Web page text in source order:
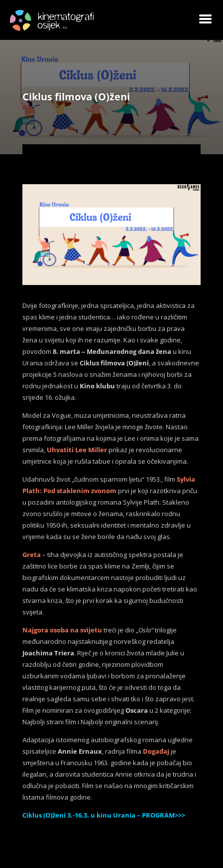
Ciklus filmova (O)ženi
Dvije fotografkinje, jedna spisateljica, jedna aktivistica za
spas klime i jedna studentica… iako rođene u različitim
vremenima, sve one imaju zajedničku borbu za prava
žena u svijetu koji ih ne razumije. Kao i svake godine,
povodom 8. marta ‒ Međunarodnog dana žena u kinu
Urania održava se Ciklus filmova (O)ženi, a svakodnevne
projekcije 5 naslova o snažim ženama i njihovoj borbi za
rodnu jednakost u Kino klubu traju od četvrtka 3. do
srijede 16. ožujka.
Model za Vogue, muza umjetnicima, neustrašiva ratna
fotografkinja: Lee Miller živjela je mnoge živote. Nastao
prema fotografijama na kojima je Lee i onima koje je sama
snimila, Uhvatiti Lee Millerprikaz je revolucionarne
umjetnice koja je rušila tabue i opirala se očekivanjima.
Udahnuvši život „čudnom sparnom ljetu“ 1953., film Sylvia
Plath: Pod staklenim zvonom prvi je koji razotkriva priču
u pozadini antologijskog romana Sylvije Plath. Stakleno
zvono srušilo je mitove o ženama, raskrinkalo rodnu
politiku 1950-ih, seksualni identitet i mentalno zdravlje u
vrijeme kada su se žene borile da nađu svoj glas.
Greta – tiha djevojka iz autističnog spektra postala je
zaštitno lice borbe za spas klime na Zemlji, čijim se
biografskim dokumentarcem nastoje probuditi ljudi uz
nadu da će se klimatska kriza napokon početi tretirati kao
stvarna kriza, što je prvi korak ka sigurnoj budućnosti
svijeta.
Najgora osoba na svijetu treći je dio „Oslo“trilogije
međunarodno najistaknutijeg norveškog redatelja
Joachima Triera. Riječ je o kronici života mlade Julie u
razdoblju od četiri godine, njezinom plovidbom
uzburkanim vodama ljubavi i borbom za pronalaženje
vlastitog karijernog puta, što će je odvesti do toga da
realnije sagleda samu sebe i shvati tko i što zapravo jest.
Film je nominiran za ovogodišnjegOscara u 2 kategorije:
Najbolji strani film i Najbolji originalni scenarij.
Adaptacija istoimenog autobiografskog romana ugledne
spisateljice Annie Ernaux, radnja filma Događaj je
smještena u Francusku 1963. godine kada je pobačaj bio
ilegalan, a darovita studentica Annie otkriva da je trudna i
odlučna je pobaciti. Film se našao na mnogim kritičarskim
listama filmova godine.
Ciklus (O)ženi 3.-16.3. u kinu Urania – PROGRAM>>>